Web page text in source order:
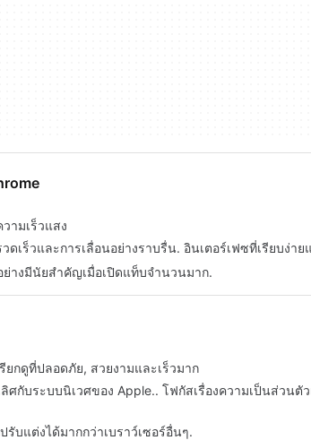
ามเร็วแสง
ดเร็วและการเลื่อนอย่างราบรื่น. อินเตอร์เฟซที่เรียบง่
ย่างมีนัยสำคัญเมื่อเปิดแท็บจำนวนมาก.
ยกดูที่ปลอดภัย, สวยงามและเร็วมาก
ศกับระบบนิเวศของ Apple.. โฟกัสเรื่องความเป็นส่วน
รับแต่งได้มากกว่าเบราว์เซอร์อื่นๆ.